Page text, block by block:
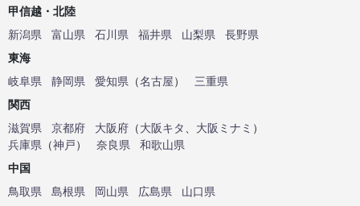
甲信越・北陸
新潟県
富山県 石川県 福井県 山梨県
長野県
東海
岐阜県
静岡県 愛知県 （名古屋）
三重県
関西
滋賀県
京都府 大阪府 （大阪キタ 大阪ミナミ ）
兵庫県 （神戸） 奈良県
和歌山県
中国
鳥取県
島根県 岡山県 広島県
山口県